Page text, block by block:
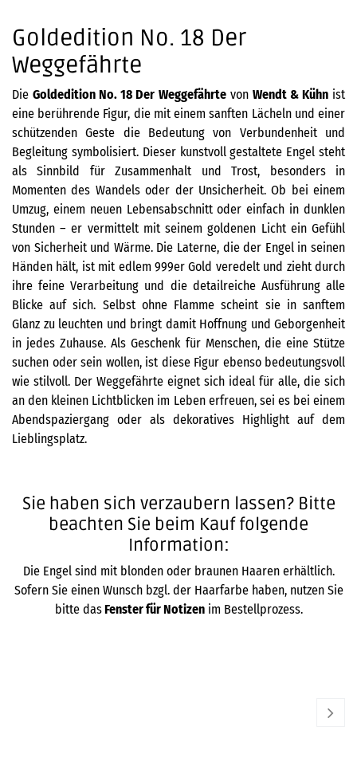
Goldedition No. 18 Der
Weggefährte
DieGoldedition No. 18 Der Weggefährtevon Wendt & Kühnist
eine berührende Figur, die mit einem sanften Lächeln und einer
schützenden Geste die Bedeutung von Verbundenheit und
Begleitung symbolisiert. Dieser kunstvoll gestaltete Engel steht
als Sinnbild für Zusammenhalt und Trost, besonders in
Momenten des Wandels oder der Unsicherheit. Ob bei einem
Umzug, einem neuen Lebensabschnitt oder einfach in dunklen
Stunden – er vermittelt mit seinem goldenen Licht ein Gefühl
von Sicherheit und Wärme. Die Laterne, die der Engel in seinen
Händen hält, ist mit edlem 999er Gold veredelt und zieht durch
ihre feine Verarbeitung und die detailreiche Ausführung alle
Blicke auf sich. Selbst ohne Flamme scheint sie in sanftem
Glanz zu leuchten und bringt damit Hoffnung und Geborgenheit
in jedes Zuhause. Als Geschenk für Menschen, die eine Stütze
suchen oder sein wollen, ist diese Figur ebenso bedeutungsvoll
wie stilvoll. Der Weggefährte eignet sich ideal für alle, die sich
an den kleinen Lichtblicken im Leben erfreuen, sei es bei einem
Abendspaziergang oder als dekoratives Highlight auf dem
Lieblingsplatz.​
Sie haben sich verzaubern lassen? Bitte
beachten Sie beim Kauf folgende
Information:
Die Engel sind mit blonden oder braunen Haaren erhältlich.
Sofern Sie einen Wunsch bzgl. der Haarfarbe haben, nutzen Sie
bitte dasFenster für Notizenim Bestellprozess.